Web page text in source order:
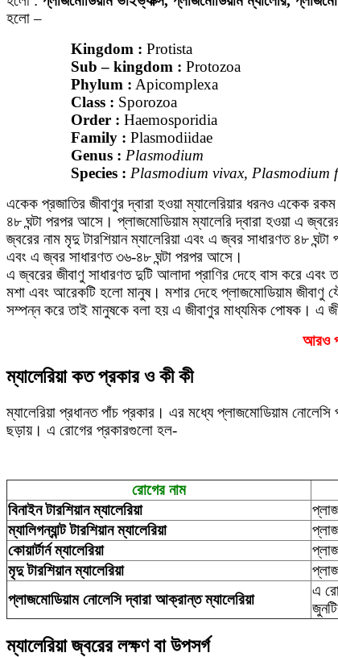
হলো –
Kingdom : Protista
Sub – kingdom : Protozoa
Phylum : Apicomplexa
Class : Sporozoa
Order : Haemosporidia
Family : Plasmodiidae
Genus : Plasmodium
Species : Plasmodium vivax,
একেক প্রজাতির জীবাণুর দ্বারা হওয়া ম্যালেরিয়ার ধরনও একেক
৪৮ ঘন্টা পরপর আসে। প্লাজমোডিয়াম ম্যালেরি দ্বারা হওয়া এ
জ্বরের নাম মৃদু টারশিয়ান ম্যালেরিয়া এবং এ জ্বর সাধারণত ৪৮
এবং এ জ্বর সাধারণত ৩৬-৪৮ ঘন্টা পরপর আসে।
এ জ্বরের জীবাণু সাধারণত দুটি আলাদা প্রাণির দেহে বাস করে
মশা এবং আরেকটি হলো মানুষ। মশার দেহে প্লাজমোডিয়াম জীবাণু
সম্পন্ন করে তাই মানুষকে বলা হয় এ জীবাণুর মাধ্যমিক পোষক। এ
আরও
ম্যালেরিয়া কত প্রকার ও কী কী
ম্যালেরিয়া প্রধানত পাঁচ প্রকার। এর মধ্যে প্লাজমোডিয়াম নোলেসি
ছড়ায়। এ রোগের প্রকারগুলো হল-
রোগের নাম
বিনাইন টারশিয়ান ম্যালেরিয়া
ম্যালিগন্যান্ট টারশিয়ান ম্যালেরিয়া
কোয়ার্টার্ন ম্যালেরিয়া
মৃদু টারশিয়ান ম্যালেরিয়া
প্লাজমোডিয়াম নোলেসি দ্বারা আক্রান্ত ম্যালেরিয়া
এ
ম্যালেরিয়া জ্বরের লক্ষণ বা উপসর্গ